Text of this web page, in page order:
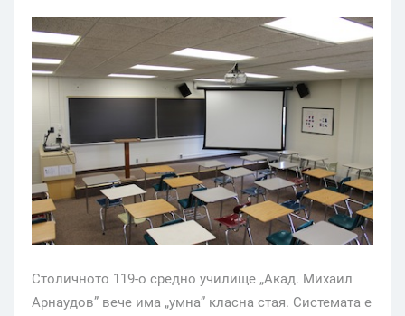
Столичното 119-о средно училище „Акад. Михаил
Арнаудов” вече има „умна” класна стая. Системата е